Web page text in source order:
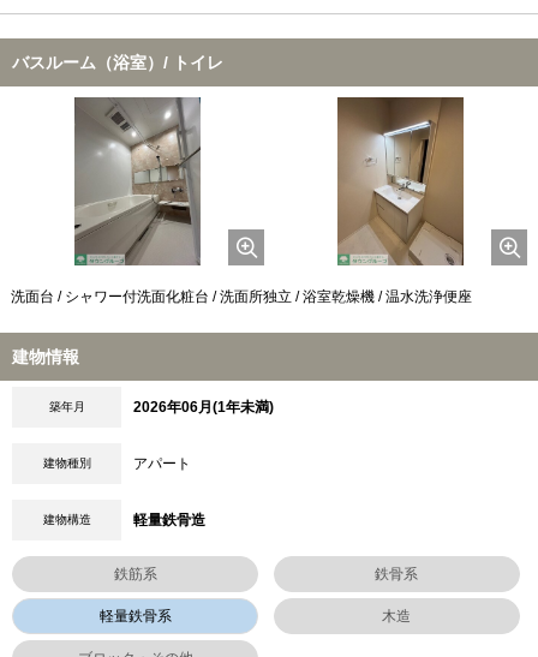
バスルーム（浴室）/ トイレ
洗面台 / シャワー付洗面化粧台 / 洗面所独立 / 浴室乾燥機 / 温水洗浄便座
建物情報
築年月 2026年06月(1年未満)
建物種別 アパート
建物構造 軽量鉄骨造
鉄筋系 鉄骨系
軽量鉄骨系 木造